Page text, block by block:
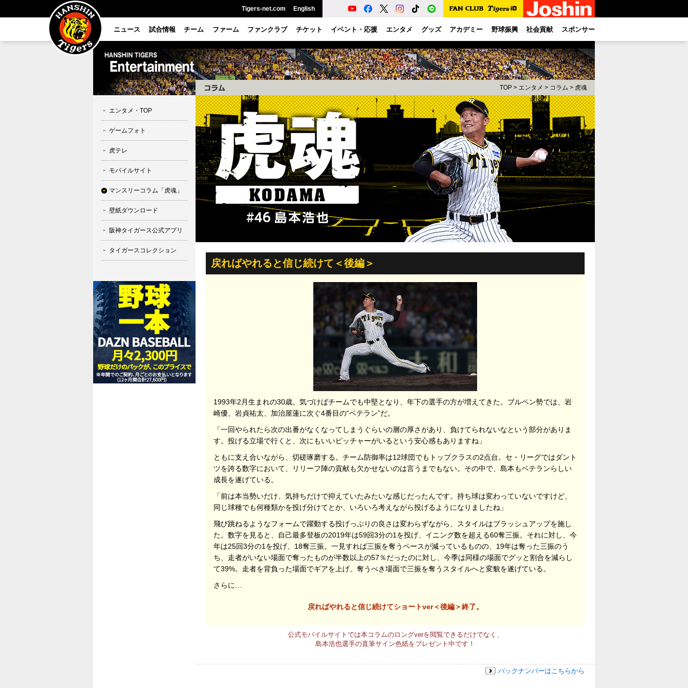
Tigers-net.com English
ニュース 試合情報 チーム ファーム ファンクラブ チケット イベント・応援 エンタメ グッズ アカデミー 野球振興 社会貢献 スポンサー
エンタメ・TOP
ゲームフォト
虎テレ
モバイルサイト
マンスリーコラム「虎魂」
壁紙ダウンロード
阪神タイガース公式アプリ
タイガースコレクション
TOP > エンタメ > コラム > 虎魂
戻ればやれると信じ続けて＜後編＞
1993年2月生まれの30歳。気づけばチームでも中堅となり、年下の選手の方が増えてきた。ブルペン勢では、岩
崎優、岩貞祐太、加治屋蓮に次ぐ4番目の“ベテラン”だ。
「一回やられたら次の出番がなくなってしまうぐらいの層の厚さがあり、負けてられないなという部分がありま
す。投げる立場で行くと、次にもいいピッチャーがいるという安心感もありますね」
ともに支え合いながら、切磋琢磨する。チーム防御率は12球団でもトップクラスの2点台。セ・リーグではダント
ツを誇る数字において、リリーフ陣の貢献も欠かせないのは言うまでもない。その中で、島本もベテランらしい
成長を遂げている。
「前は本当勢いだけ、気持ちだけで抑えていたみたいな感じだったんです。持ち球は変わっていないですけど、
同じ球種でも何種類かを投げ分けてとか、いろいろ考えながら投げるようになりましたね」
飛び跳ねるようなフォームで躍動する投げっぷりの良さは変わらずながら、スタイルはブラッシュアップを施し
た。数字を見ると、自己最多登板の2019年は59回3分の1を投げ、イニング数を超える60奪三振。それに対し、今
年は25回3分の1を投げ、18奪三振。一見すれば三振を奪うペースが減っているものの、19年は奪った三振のう
ち、走者がいない場面で奪ったものが半数以上の57％だったのに対し、今季は同様の場面でグッと割合を減らし
て39%。走者を背負った場面でギアを上げ、奪うべき場面で三振を奪うスタイルへと変貌を遂げている。
さらに…
戻ればやれると信じ続けてショートver＜後編＞終了。
公式モバイルサイトでは本コラムのロングverを閲覧できるだけでなく、
島本浩也選手の直筆サイン色紙をプレゼント中です！
バックナンバーはこちらから